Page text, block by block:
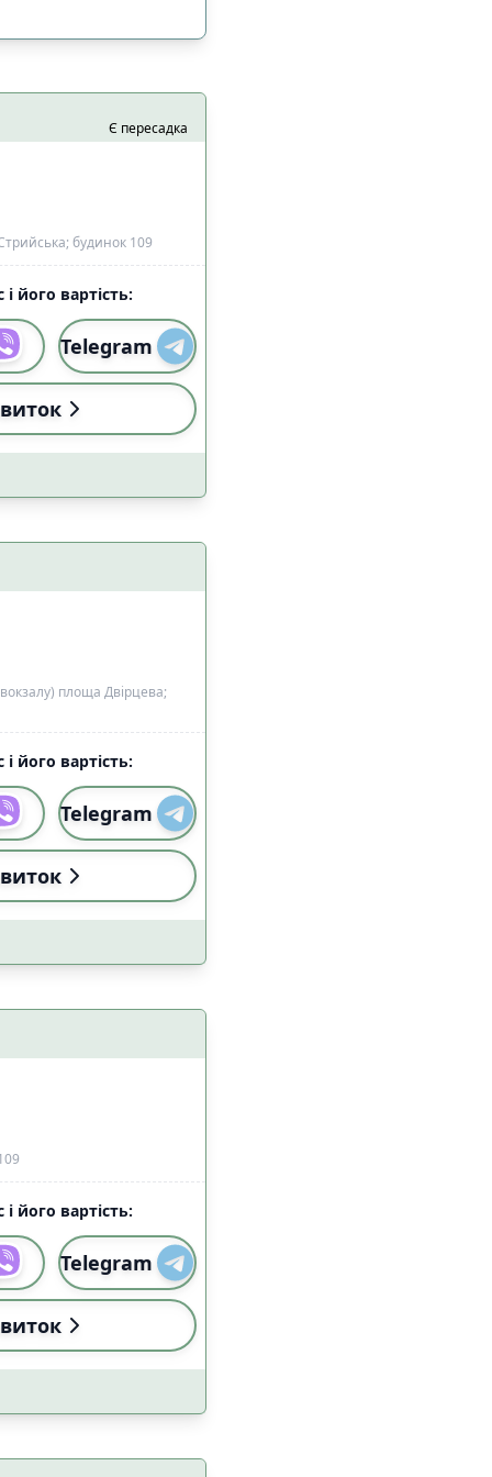
(18:00-22:59) 3
(18:00-22:59) 0
0
0
0
1
Застосувати
Є пересадка
будинок 109
його вартість:
Telegram
площа Двірцева;
його вартість:
Telegram
його вартість:
Telegram